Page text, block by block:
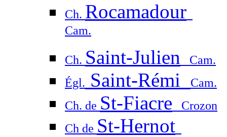
Ch. Rocamadour
Cam.
Ch. Saint-Julien Cam.
Égl. Saint-Rémi
Cam.
Ch. de St-Fiacre Crozon
Ch de St-Hernot